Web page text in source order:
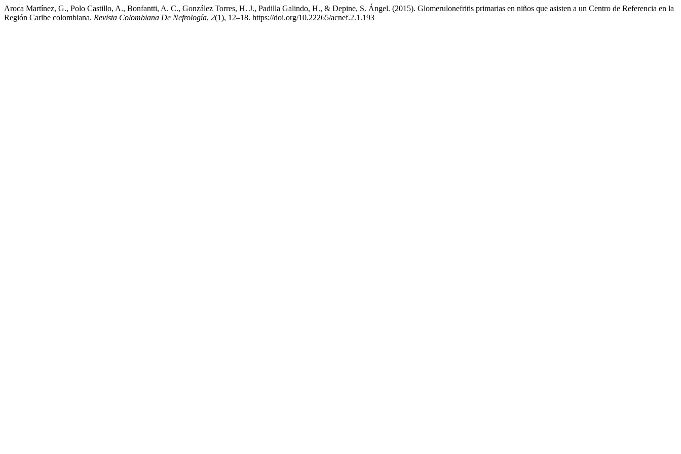
Aroca Martínez, G., Polo Castillo, A., Bonfantti, A. C., González Torres, H. J., Padilla Galindo, H., & Depine, S. Ángel. (2015). Glomerulonefritis primarias en niños que asisten a un Centro de Referencia en la
Región Caribe colombiana. Revista Colombiana De Nefrología, 2(1), 12–18. https://doi.org/10.22265/acnef.2.1.193